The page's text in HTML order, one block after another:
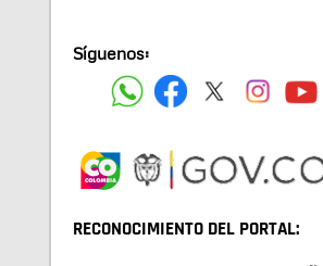
Síguenos:
RECONOCIMIENTO DEL PORTAL: